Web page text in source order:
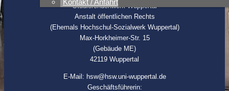
Kontakt / Anfahrt
Studierendenwerk Wuppertal
Anstalt öffentlichen Rechts
(Ehemals Hochschul-Sozialwerk Wuppertal)
Max-Horkheimer-Str. 15
(Gebäude ME)
42119 Wuppertal
E-Mail: hsw@hsw.uni-wuppertal.de
Geschäftsführerin: